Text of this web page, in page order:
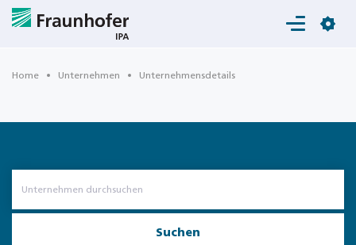
Login
Home Unternehmen Unternehmensdetails
Suchen